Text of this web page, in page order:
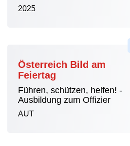
2025
Österreich Bild am
Feiertag
Führen, schützen, helfen! -
Ausbildung zum Offizier
AUT